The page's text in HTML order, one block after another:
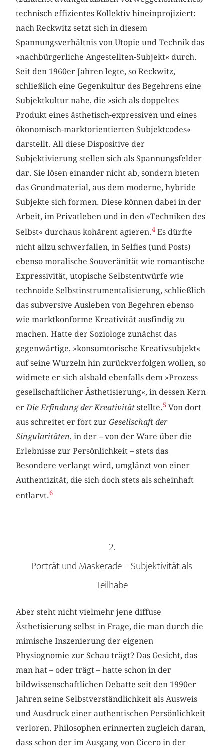
technisch effizientes Kollektiv hineinprojiziert:
nach Reckwitz setzt sich in diesem
Spannungsverhältnis von Utopie und Technik das
»nachbürgerliche Angestellten-Subjekt« durch.
Seit den 1960er Jahren legte, so Reckwitz,
schließlich eine Gegenkultur des Begehrens eine
Subjektkultur nahe, die »sich als doppeltes
Produkt eines ästhetisch-expressiven und eines
ökonomisch-marktorientierten Subjektcodes«
darstellt. All diese Dispositive der
Subjektivierung stellen sich als Spannungsfelder
dar. Sie lösen einander nicht ab, sondern bieten
das Grundmaterial, aus dem moderne, hybride
Subjekte sich formen. Diese können dabei in der
Arbeit, im Privatleben und in den »Techniken des
Selbst« durchaus kohärent agieren.4 Es dürfte
nicht allzu schwerfallen, in Selfies (und Posts)
ebenso moralische Souveränität wie romantische
Expressivität, utopische Selbstentwürfe wie
technoide Selbstinstrumentalisierung, schließlich
das subversive Ausleben von Begehren ebenso
wie marktkonforme Kreativität ausfindig zu
machen. Hatte der Soziologe zunächst das
gegenwärtige, »konsumtorische Kreativsubjekt«
auf seine Wurzeln hin zurückverfolgen wollen, so
widmete er sich alsbald ebenfalls dem »Prozess
gesellschaftlicher Ästhetisierung«, in dessen Kern
erDie Erfindung der Kreativität stellte.5 Von dort
aus schreitet er fort zurGesellschaft der
Singularitäten, in der – von der Ware über die
Erlebnisse zur Persönlichkeit – stets das
Besondere verlangt wird, umglänzt von einer
Authentizität, die sich doch stets als scheinhaft
entlarvt.6
2.
Porträt und Maskerade – Subjektivität als
Teilhabe
Aber steht nicht vielmehr jene diffuse
Ästhetisierung selbst in Frage, die man durch die
mimische Inszenierung der eigenen
Physiognomie zur Schau trägt? Das Gesicht, das
man hat – oder trägt – hatte schon in der
bildwissenschaftlichen Debatte seit den 1990er
Jahren seine Selbstverständlichkeit als Ausweis
und Ausdruck einer authentischen Persönlichkeit
verloren. Philosophen erinnerten zugleich daran,
dass schon der im Ausgang von Cicero in der